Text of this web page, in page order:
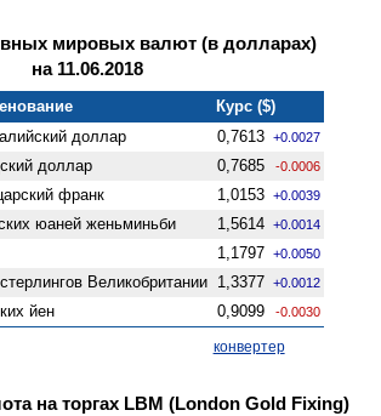
мировых валют (в долларах)
на 11.06.2018
Курс ($)
доллар 0,7613 +0.0027
доллар 0,7685 -0.0006
франк 1,0153 +0.0039
юаней женьминьби 1,5614 +0.0014
1,1797 +0.0050
Велико­британии 1,3377 +0.0012
йен 0,9099 -0.0030
конвертер
на торгах LBM (London Gold Fixing)